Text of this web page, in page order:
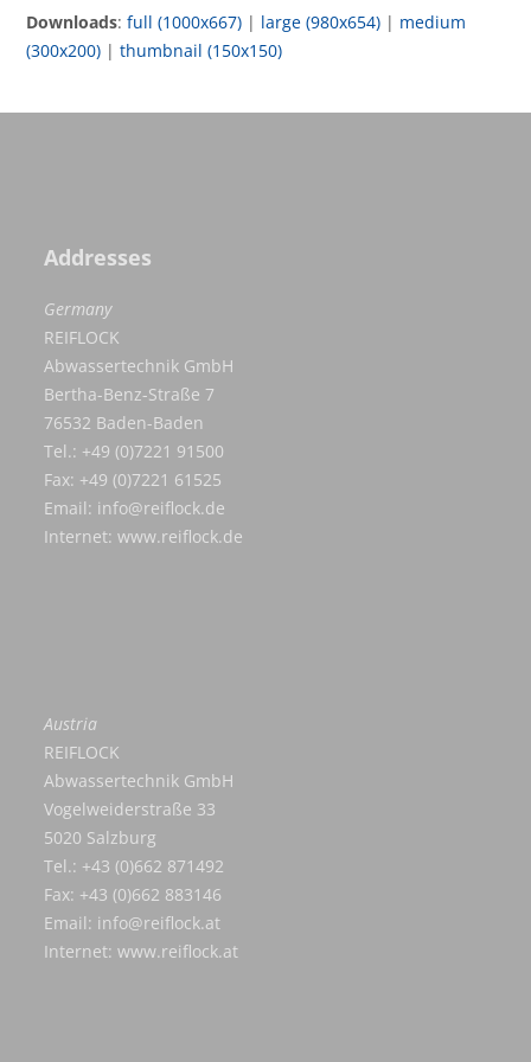
Downloads:full (1000x667) | large (980x654) | medium
(300x200) |thumbnail (150x150)
Addresses
Germany
REIFLOCK
Abwassertechnik GmbH
Bertha-Benz-Straße 7
76532 Baden-Baden
Tel.: +49 (0)7221 91500
Fax: +49 (0)7221 61525
Email: info@reiflock.de
Internet:www.reiflock.de
Austria
REIFLOCK
Abwassertechnik GmbH
Vogelweiderstraße 33
5020 Salzburg
Tel.: +43 (0)662 871492
Fax: +43 (0)662 883146
Email: info@reiflock.at
Internet:www.reiflock.at